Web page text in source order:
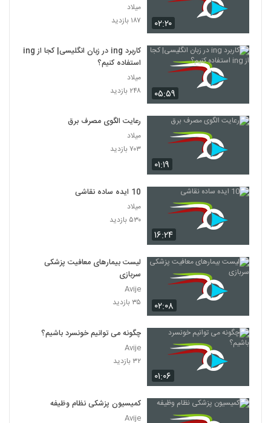
۰۲:۲۰
میلاد
۱۸۷ بازدید
۰۵:۵۹
کاربرد ing در زبان انگلیسی| کجا از ing
استفاده کنیم؟
میلاد
۲۴۸ بازدید
۰۱:۱۹
رعایت الگوی مصرف برق
میلاد
۷۰۳ بازدید
۱۶:۲۴
10 ایده ساده نقاشی
میلاد
۵۳۰ بازدید
۰۲:۰۸
لیست بیمارهای معافیت پزشکی
سربازی
Avije
۳۵ بازدید
۰۱:۰۶
چگونه می توانیم خونسرد باشیم؟
Avije
۳۲ بازدید
کمیسیون پزشکی نظام وظیفه
Avije